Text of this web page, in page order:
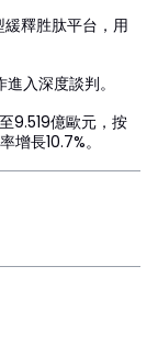
緩釋胜肽平台，用
進入深度談判。
9.519億歐元，按
增長10.7%。